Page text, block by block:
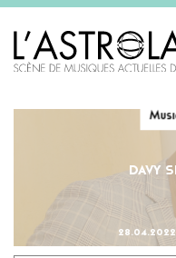
DAVY
28.04.2022